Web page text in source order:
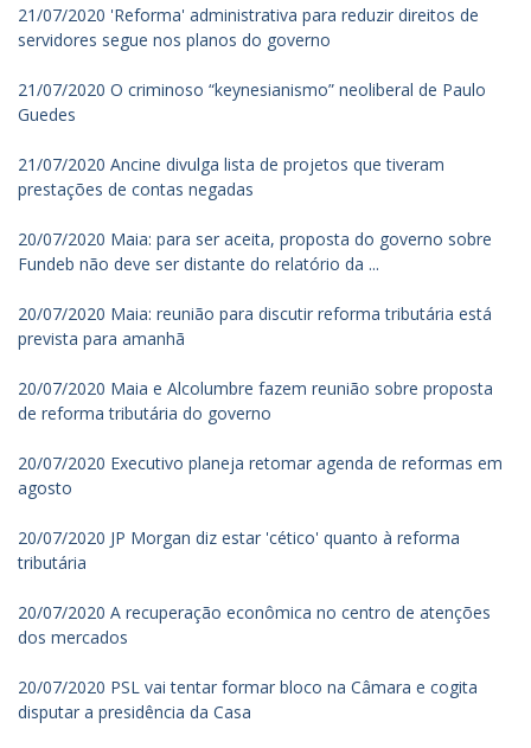
21/07/2020 'Reforma' administrativa para reduzir direitos de
servidores segue nos planos do governo
21/07/2020 O criminoso “keynesianismo” neoliberal de Paulo
Guedes
21/07/2020 Ancine divulga lista de projetos que tiveram
prestações de contas negadas
20/07/2020 Maia: para ser aceita, proposta do governo sobre
Fundeb não deve ser distante do relatório da ...
20/07/2020 Maia: reunião para discutir reforma tributária está
prevista para amanhã
20/07/2020 Maia e Alcolumbre fazem reunião sobre proposta
de reforma tributária do governo
20/07/2020 Executivo planeja retomar agenda de reformas em
agosto
20/07/2020 JP Morgan diz estar 'cético' quanto à reforma
tributária
20/07/2020 A recuperação econômica no centro de atenções
dos mercados
20/07/2020 PSL vai tentar formar bloco na Câmara e cogita
disputar a presidência da Casa